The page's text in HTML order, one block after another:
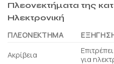
Πλεονεκτήματα της
Ηλεκτρονική
ΠΛΕΟΝΈΚΤΗΜΑ
Ακρίβεια
για